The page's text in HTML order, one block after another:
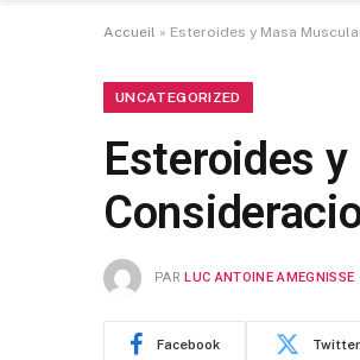
Accueil » Esteroides y Masa
UNCATEGORIZED
Esteroides
PAR LUC ANTOINE AMEGNISSE
Facebook Twitter